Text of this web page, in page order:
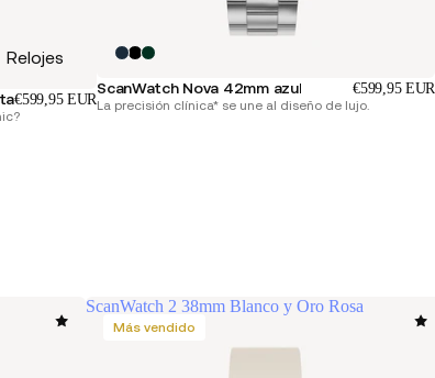
Relojes
€599,95 EUR
ScanWatch Nova 42mm azul €599,95 EUR
La precisión clínica* se une al diseño de lujo.
ScanWatch 2 38mm Blanco y Oro Rosa
Más vendido